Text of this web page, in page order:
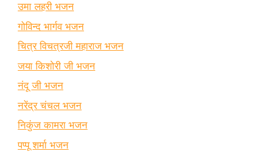
उमा लहरी भजन
गोविन्द भार्गव भजन
चित्र विचत्रजी महाराज भजन
जया किशोरी जी भजन
नंदू जी भजन
नरेंद्र चंचल भजन
निकुंज कामरा भजन
पप्पू शर्मा भजन